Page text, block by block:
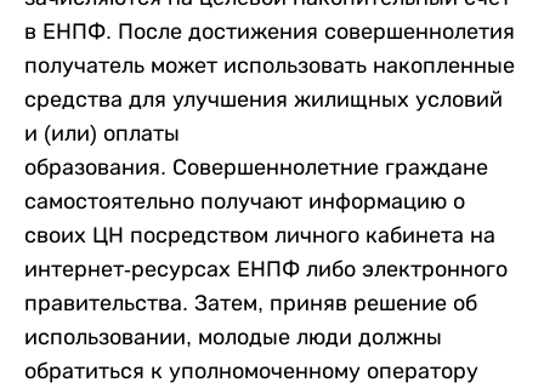
в ЕНПФ. После достижения совершеннолетия
получатель может использовать накопленные
средства для улучшения жилищных условий
и (или) оплаты
образования. Совершеннолетние граждане
самостоятельно получают информацию о
своих ЦН посредством личного кабинета на
интернет-ресурсах ЕНПФ либо электронного
правительства. Затем, приняв решение об
использовании, молодые люди должны
обратиться к уполномоченному оператору